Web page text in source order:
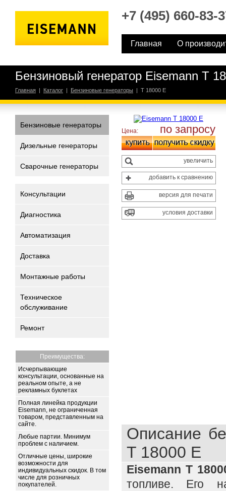
+7 (495) 660-83-
Главная О
Бензиновый генератор Eisemann T
Главная | Каталог | Бензиновые генераторы | T 18000 E
Бензиновые генераторы
Дизельные генераторы
Сварочные генераторы
Консультации
Диагностика
Автоматизация
Доставка
Монтажные работы
Техническое
обслуживание
Ремонт
Преимущества:
Исчерпывающие
консультации, основанные на
реальном опыте, а не
рекламных буклетах
Полная линейка продукции
Eisemann, не ограниченная
товаром, представленным на
сайте.
Любые партии. Минимум
проблем с наличием.
Отличные цены, широкие
возможности для
индивидуальных скидок. В том
числе для розничных
покупателей.
Цена: по запросу
увеличить
добавить к сравнению
версия для печати
условия доставки
Описание
T 18000 E
Eisemann T
топливе. Его